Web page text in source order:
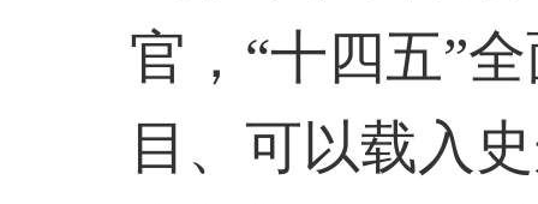
官，“十四五”
目、可以载入